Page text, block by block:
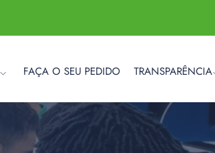
FAÇA O SEU PEDIDO TRANSPARÊNCIA